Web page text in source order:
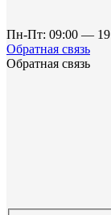
Пн-Пт: 09:00 —
Обратная связь
Обратная связь